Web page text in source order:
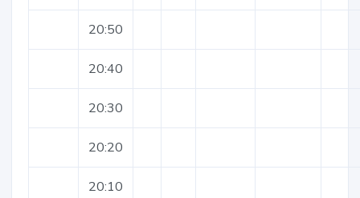
20:50
20:40
20:30
20:20
20:10